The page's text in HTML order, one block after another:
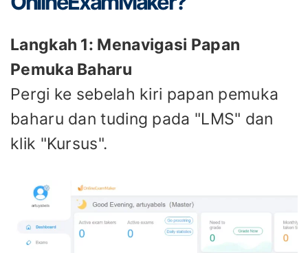
Langkah 1: Menavigasi Papan
Pemuka Baharu
Pergi ke sebelah kiri papan pemuka
baharu dan tuding pada "LMS" dan
klik "Kursus".